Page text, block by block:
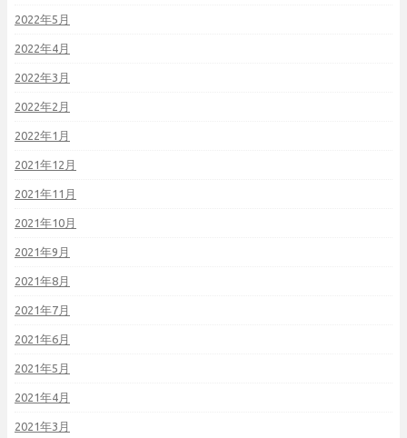
2022年5月
2022年4月
2022年3月
2022年2月
2022年1月
2021年12月
2021年11月
2021年10月
2021年9月
2021年8月
2021年7月
2021年6月
2021年5月
2021年4月
2021年3月